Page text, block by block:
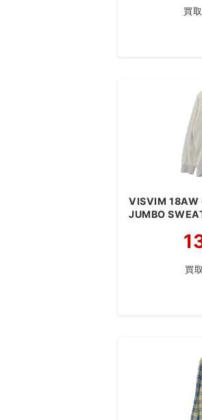
買取
VISVIM
JUMBO
買